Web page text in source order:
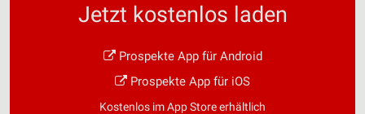
Jetzt kostenlos laden
Prospekte App für Android
Prospekte App für iOS
Kostenlos im App Store erhältlich